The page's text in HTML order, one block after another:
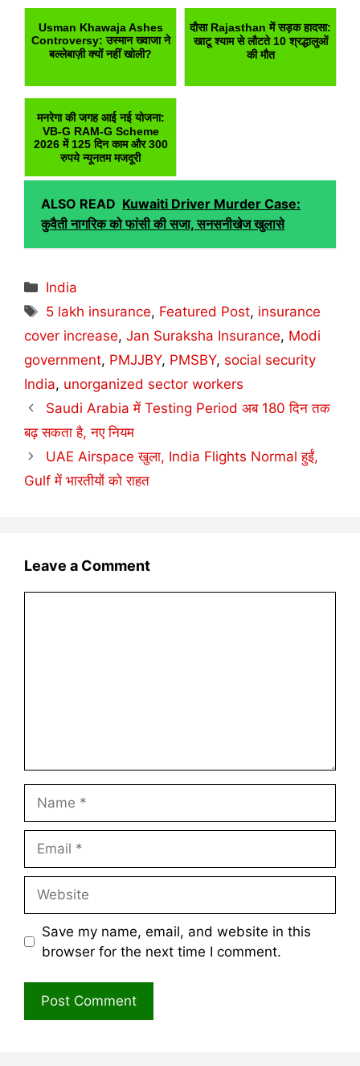
Usman Khawaja Ashes
Controversy: उस्मान ख्वाजा ने
बल्लेबाज़ी क्यों नहीं खोली?
दौसा Rajasthan में सड़क हादसा:
खाटू श्याम से लौटते 10 श्रद्धालुओं
की मौत
मनरेगा की जगह आई नई योजना:
VB-G RAM-G Scheme
2026 में 125 दिन काम और 300
रुपये न्यूनतम मजदूरी
ALSO READ Kuwaiti Driver Murder Case:
कुवैती नागरिक को फांसी की सजा, सनसनीखेज खुलासे
Categories
India
Tags
5 lakh insurance, Featured Post, insurance
cover increase, Jan Suraksha Insurance, Modi
government, PMJJBY, PMSBY, social security
India, unorganized sector workers
Saudi Arabia में Testing Period अब 180 दिन तक
बढ़ सकता है, नए नियम
UAE Airspace खुला, India Flights Normal हुईं,
Gulf में भारतीयों को राहत
Leave a Comment
Save my name, email, and website in this
browser for the next time I comment.